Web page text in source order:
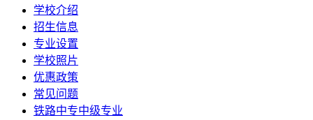
学校介绍
招生信息
专业设置
学校照片
优惠政策
常见问题
铁路中专中级专业